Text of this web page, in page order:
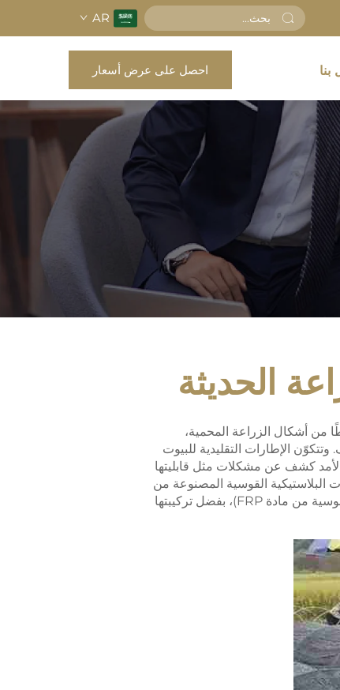
AR
بنا احصل على عرض أسعار
الحديثة
من أشكال الزراعة المحمية،
الإطارات التقليدية للبيوت
الأمد كشف عن مشكلات مثل قابليتها
البلاستيكية القوسية المصنوعة من
مركبات الألياف الزجاجية (والمعروفة أيضًا بالبيوت البلاستيكية القوسية من الألياف الزجاجية أو البيوت البلاستيكية القوسية من مادة FRP)، بفضل تركيبتها